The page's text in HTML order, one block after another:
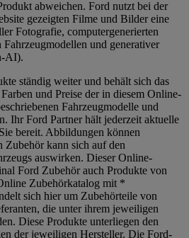
abweichen. Ford nutzt bei der
gezeigten Filme und Bilder eine
Fotografie, computergenerierten
und generativer
AI).
ständig weiter und behält sich das
und Preise der in diesem Online-
Fahrzeugmodelle und
Ihr Ford Partner hält jederzeit aktuelle
bereit. Abbildungen können
Zubehör kann sich auf den
auswirken. Dieser Online-
Ford Zubehör auch Produkte von
Zubehörkatalog mit *
sich hier um Zubehörteile von
die unter ihrem jeweiligen
Diese Produkte unterliegen den
der jeweiligen Hersteller. Die Ford-